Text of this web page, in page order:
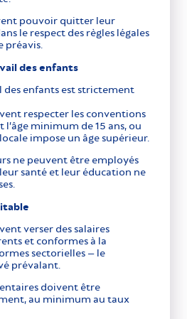
pouvoir quitter leur
le respect des règles légales
préavis.
des enfants
des enfants est strictement
respecter les conventions
l’âge minimum de 15 ans, ou
impose un âge supérieur.
ne peuvent être employés
santé et leur éducation ne
verser des salaires
et conformes à la
sectorielles – le
prévalant.
doivent être
au minimum au taux